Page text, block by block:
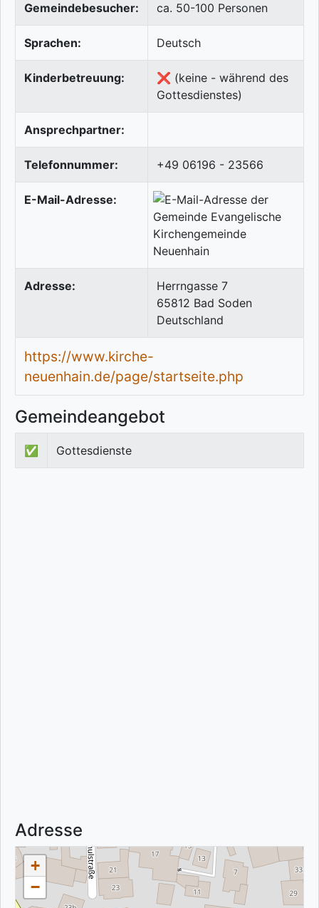
Gemeindebesucher: ca. 50-100 Personen
Sprachen: Deutsch
Kinderbetreuung:
❌ (keine - während des
Gottesdienstes)
Ansprechpartner:
Telefonnummer: +49 06196 - 23566
E-Mail-Adresse:
Adresse:
Herrngasse 7
65812 Bad Soden
Deutschland
https://www.kirche-
neuenhain.de/page/startseite.php
Gemeindeangebot
✅ Gottesdienste
Adresse
+
−